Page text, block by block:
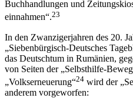
Buchhandlungen und
einnahmen“.23
In den Zwanzigerjahren des 20.
„Siebenbürgisch-Deutsches
das Deutschtum in Rumänien,
von Seiten der „Selbsthilfe-
„Volkserneuerung“24 wird der
anderem vorgeworfen: